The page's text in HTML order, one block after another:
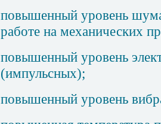
повышенный уровень
работе на механических
повышенный уровень
(импульсных);
повышенный уровень